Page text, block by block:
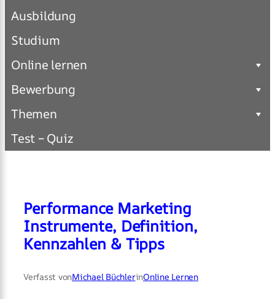
Ausbildung
Studium
Online lernen
Bewerbung
Themen
Test – Quiz
Performance Marketing
Instrumente, Definition,
Kennzahlen & Tipps
Verfasst vonMichael BüchlerinOnline Lernen